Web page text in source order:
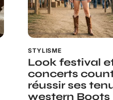
STYLISME
Look festival
concerts
réussir ses
western Boots